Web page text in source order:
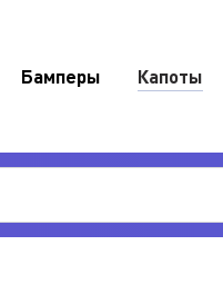
Бамперы Капоты